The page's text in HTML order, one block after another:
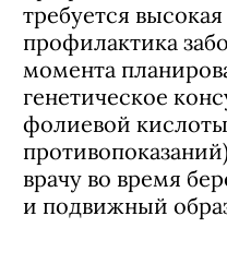
требуется
профилактика
момента
генетическое
фолиевой
врачу во время
и подвижный